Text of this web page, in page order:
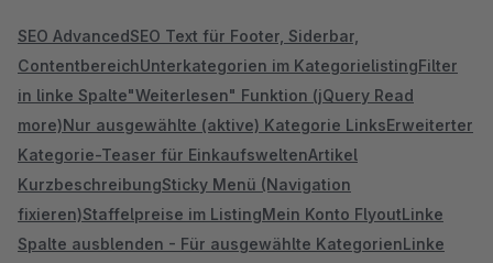
SEO AdvancedSEO Text für Footer, Siderbar,
ContentbereichUnterkategorien im KategorielistingFilter
in linke Spalte"Weiterlesen" Funktion (jQuery Read
more)Nur ausgewählte (aktive) Kategorie LinksErweiterter
Kategorie-Teaser für EinkaufsweltenArtikel
KurzbeschreibungSticky Menü (Navigation
fixieren)Staffelpreise im ListingMein Konto FlyoutLinke
Spalte ausblenden - Für ausgewählte KategorienLinke